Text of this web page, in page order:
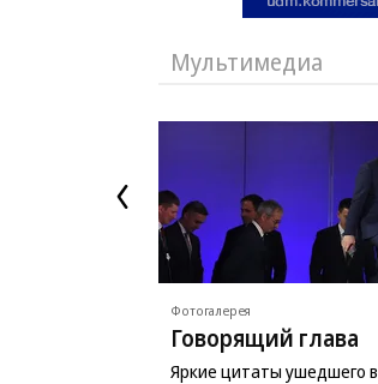
Мультимедиа
Фотогалерея
Говорящий глава
Яркие цитаты ушедшего в